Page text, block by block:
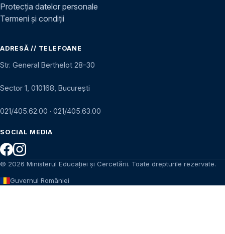
Protecția datelor personale
Termeni și condiții
ADRESĂ // TELEFOANE
Str. General Berthelot 28–30
Sector 1, 010168, București
021/405.62.00 · 021/405.63.00
SOCIAL MEDIA
© 2026 Ministerul Educației și Cercetării. Toate drepturile rezervate.
Guvernul României